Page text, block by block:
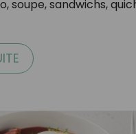
soupe, sandwichs,